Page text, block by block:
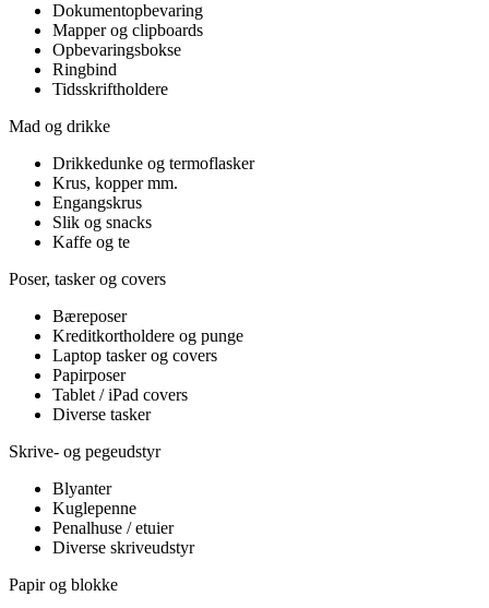
Dokumentopbevaring
Mapper og clipboards
Opbevaringsbokse
Ringbind
Tidsskriftholdere
Mad og drikke
Drikkedunke og termoflasker
Krus, kopper mm.
Engangskrus
Slik og snacks
Kaffe og te
Poser, tasker og covers
Bæreposer
Kreditkortholdere og punge
Laptop tasker og covers
Papirposer
Tablet / iPad covers
Diverse tasker
Skrive- og pegeudstyr
Blyanter
Kuglepenne
Penalhuse / etuier
Diverse skriveudstyr
Papir og blokke